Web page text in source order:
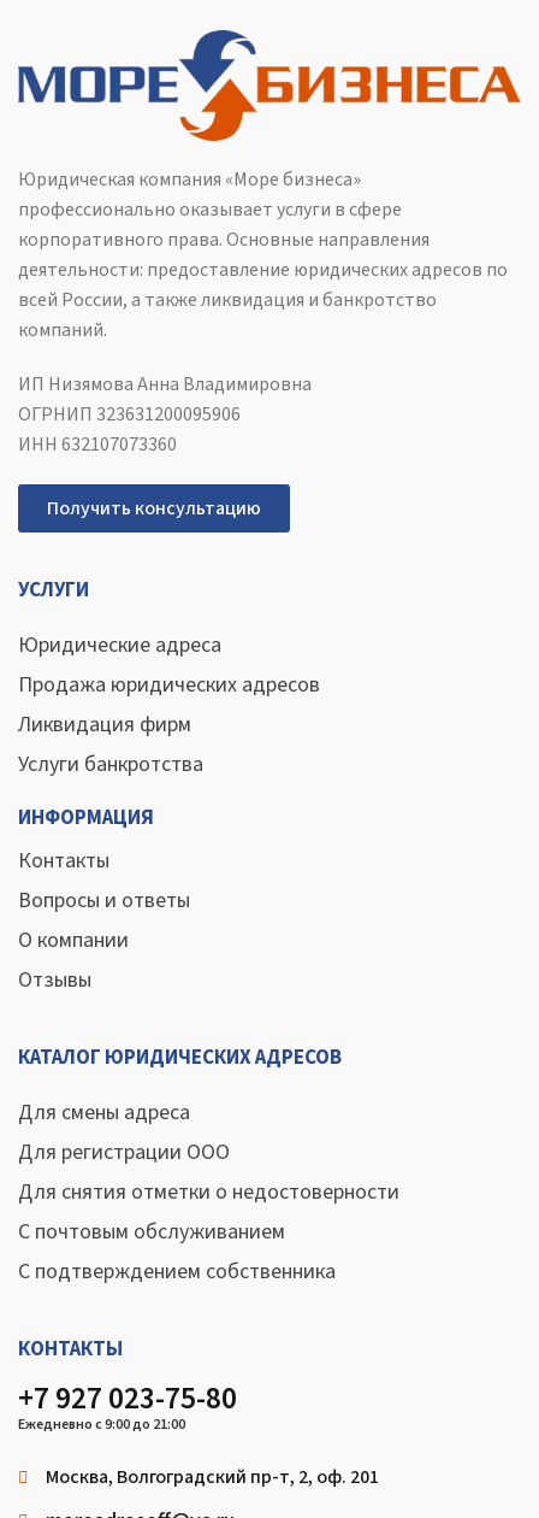
Юридическая компания «Море бизнеса»
профессионально оказывает услуги в сфере
корпоративного права. Основные направления
деятельности: предоставление юридических адресов по
всей России, а также ликвидация и банкротство
компаний.
ИП Низямова Анна Владимировна
ОГРНИП 323631200095906
ИНН 632107073360
Получить консультацию
УСЛУГИ
Юридические адреса
Продажа юридических адресов
Ликвидация фирм
Услуги банкротства
ИНФОРМАЦИЯ
Контакты
Вопросы и ответы
О компании
Отзывы
КАТАЛОГ ЮРИДИЧЕСКИХ АДРЕСОВ
Для смены адреса
Для регистрации ООО
Для снятия отметки о недостоверности
С почтовым обслуживанием
С подтверждением собственника
КОНТАКТЫ
+7 927 023-75-80
Ежедневно с 9:00 до 21:00
Москва, Волгоградский пр-т, 2, оф. 201